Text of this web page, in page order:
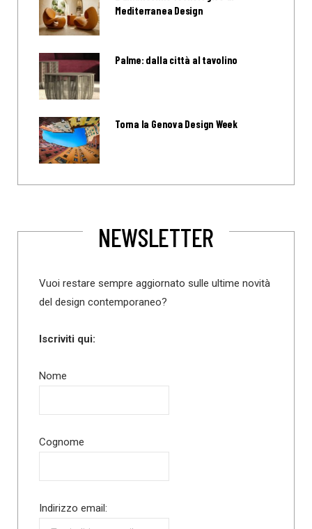
Mediterranea Design
Palme: dalla città al tavolino
Torna la Genova Design Week
NEWSLETTER
Vuoi restare sempre aggiornato sulle ultime novità
del design contemporaneo?
Iscriviti qui:
Nome
Cognome
Indirizzo email: